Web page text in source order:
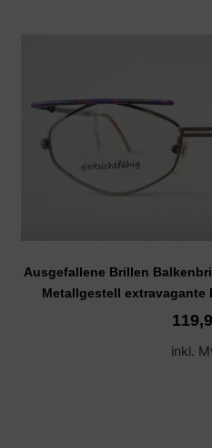
Ausgefallene Brillen
Metallgestell extravagante
inkl.